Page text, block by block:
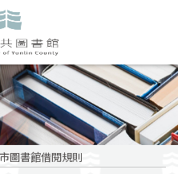
圖書館借閱規則